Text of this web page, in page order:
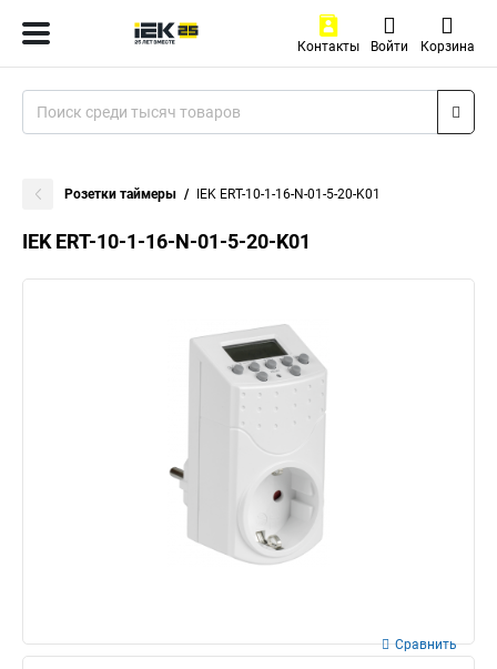
Контакты Войти Корзина
Розетки таймеры IEK ERT-10-1-16-N-01-5-20-K01
IEK ERT-10-1-16-N-01-5-20-K01
Сравнить